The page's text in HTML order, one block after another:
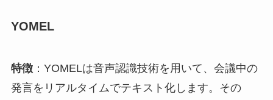
YOMEL
特徴：YOMELは音声認識技術を用いて、会議中の
発言をリアルタイムでテキスト化します。その